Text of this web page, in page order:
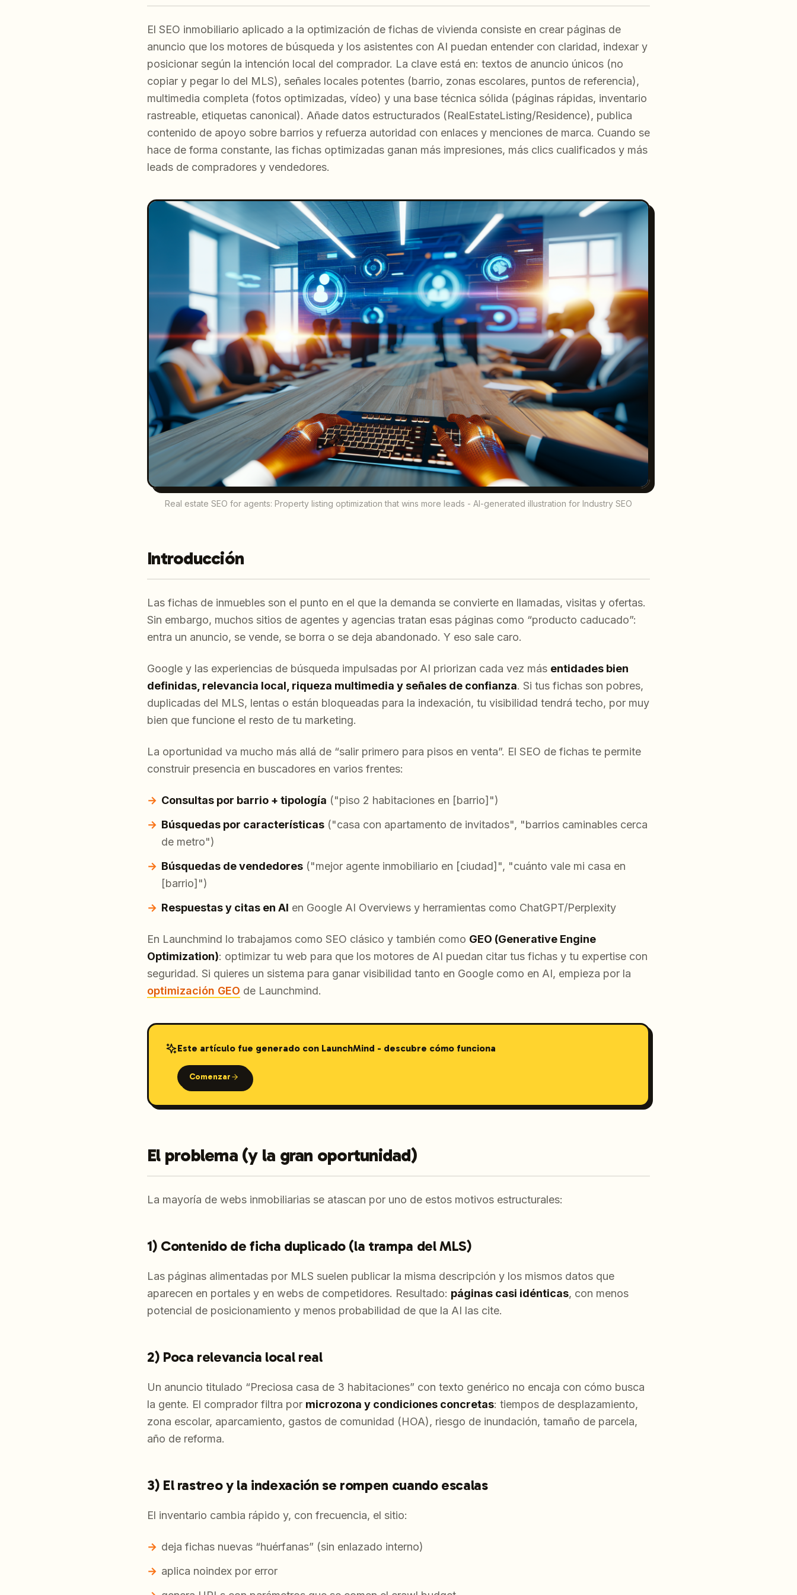
El SEO inmobiliario aplicado a la optimización de fichas de vivienda consiste en crear páginas de
anuncio que los motores de búsqueda y los asistentes con AI puedan entender con claridad, indexar y
posicionar según la intención local del comprador. La clave está en: textos de anuncio únicos (no
copiar y pegar lo del MLS), señales locales potentes (barrio, zonas escolares, puntos de referencia),
multimedia completa (fotos optimizadas, vídeo) y una base técnica sólida (páginas rápidas, inventario
rastreable, etiquetas canonical). Añade datos estructurados (RealEstateListing/Residence), publica
contenido de apoyo sobre barrios y refuerza autoridad con enlaces y menciones de marca. Cuando se
hace de forma constante, las fichas optimizadas ganan más impresiones, más clics cualificados y más
leads de compradores y vendedores.
Real estate SEO for agents: Property listing optimization that wins more leads - AI-generated illustration for Industry SEO
Introducción
Las fichas de inmuebles son el punto en el que la demanda se convierte en llamadas, visitas y ofertas.
Sin embargo, muchos sitios de agentes y agencias tratan esas páginas como “producto caducado”:
entra un anuncio, se vende, se borra o se deja abandonado. Y eso sale caro.
Google y las experiencias de búsqueda impulsadas por AI priorizan cada vez más entidades bien
definidas, relevancia local, riqueza multimedia y señales de confianza. Si tus fichas son pobres,
duplicadas del MLS, lentas o están bloqueadas para la indexación, tu visibilidad tendrá techo, por muy
bien que funcione el resto de tu marketing.
La oportunidad va mucho más allá de “salir primero para pisos en venta”. El SEO de fichas te permite
construir presencia en buscadores en varios frentes:
Consultas por barrio + tipología ("piso 2 habitaciones en [barrio]")
Búsquedas por características ("casa con apartamento de invitados", "barrios caminables cerca
de metro")
Búsquedas de vendedores ("mejor agente inmobiliario en [ciudad]", "cuánto vale mi casa en
[barrio]")
Respuestas y citas en AI en Google AI Overviews y herramientas como ChatGPT/Perplexity
En Launchmind lo trabajamos como SEO clásico y también como GEO (Generative Engine
Optimization): optimizar tu web para que los motores de AI puedan citar tus fichas y tu expertise con
seguridad. Si quieres un sistema para ganar visibilidad tanto en Google como en AI, empieza por la
optimización GEO de Launchmind.
Este artículo fue generado con LaunchMind - descubre cómo funciona
Comenzar
El problema (y la gran oportunidad)
La mayoría de webs inmobiliarias se atascan por uno de estos motivos estructurales:
1) Contenido de ficha duplicado (la trampa del MLS)
Las páginas alimentadas por MLS suelen publicar la misma descripción y los mismos datos que
aparecen en portales y en webs de competidores. Resultado: páginas casi idénticas, con menos
potencial de posicionamiento y menos probabilidad de que la AI las cite.
2) Poca relevancia local real
Un anuncio titulado “Preciosa casa de 3 habitaciones” con texto genérico no encaja con cómo busca
la gente. El comprador filtra por microzona y condiciones concretas: tiempos de desplazamiento,
zona escolar, aparcamiento, gastos de comunidad (HOA), riesgo de inundación, tamaño de parcela,
año de reforma.
3) El rastreo y la indexación se rompen cuando escalas
El inventario cambia rápido y, con frecuencia, el sitio:
deja fichas nuevas “huérfanas” (sin enlazado interno)
aplica noindex por error